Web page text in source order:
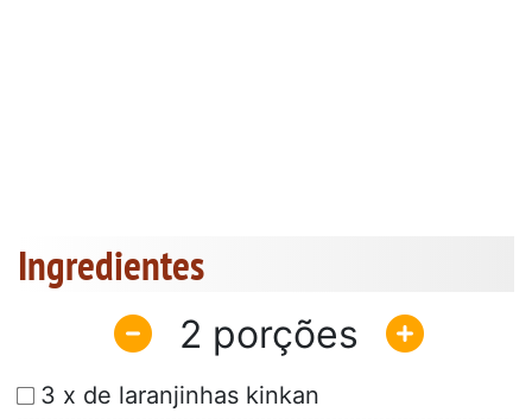
Ingredientes
2
3 x de laranjinhas kinkan